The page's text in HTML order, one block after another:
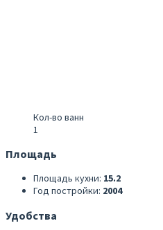
Кол-во ванн
1
Площадь
Площадь кухни: 15.2
Год постройки: 2004
Удобства